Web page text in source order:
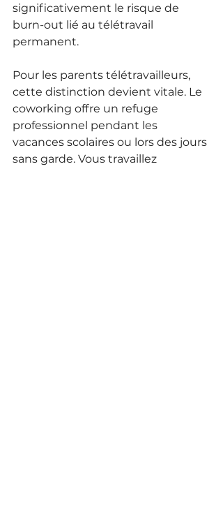
significativement le risque de
burn-out lié au télétravail
permanent.
Pour les parents télétravailleurs,
cette distinction devient vitale. Le
coworking offre un refuge
professionnel pendant les
vacances scolaires ou lors des jours
sans garde. Vous travaillez